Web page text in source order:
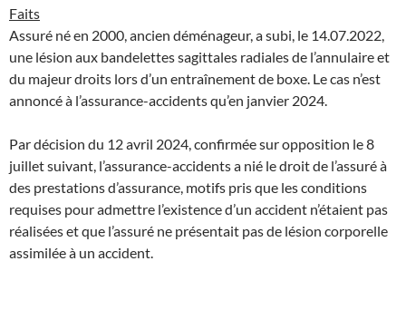
Faits
Assuré né en 2000, ancien déménageur, a subi, le 14.07.2022,
une lésion aux bandelettes sagittales radiales de l’annulaire et
du majeur droits lors d’un entraînement de boxe. Le cas n’est
annoncé à l’assurance-accidents qu’en janvier 2024.
Par décision du 12 avril 2024, confirmée sur opposition le 8
juillet suivant, l’assurance-accidents a nié le droit de l’assuré à
des prestations d’assurance, motifs pris que les conditions
requises pour admettre l’existence d’un accident n’étaient pas
réalisées et que l’assuré ne présentait pas de lésion corporelle
assimilée à un accident.